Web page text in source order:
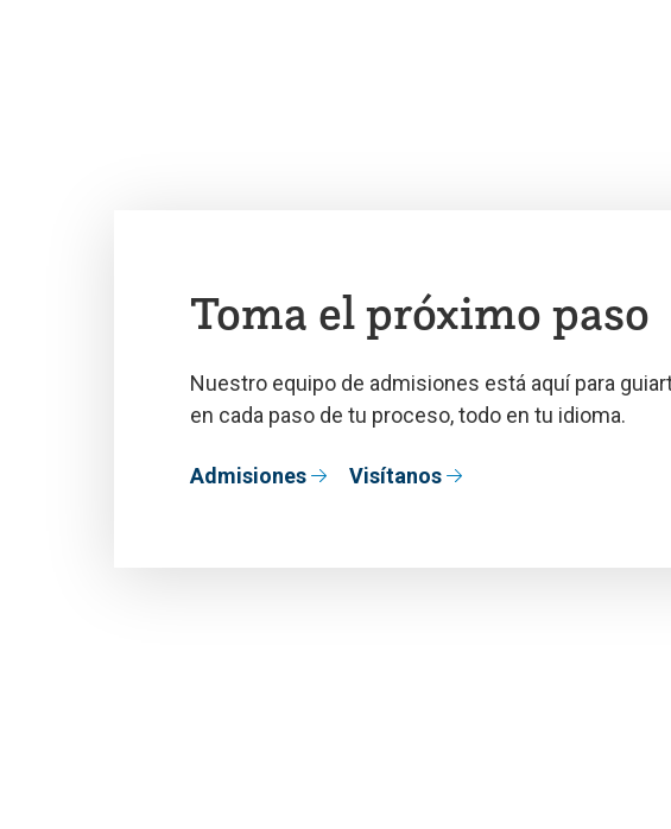
Toma el próximo paso
Nuestro equipo de admisiones está aquí para
en cada paso de tu proceso, todo en tu idioma.
Admisiones Visítanos